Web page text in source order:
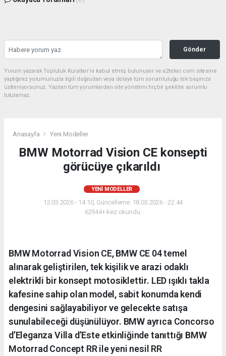
Gönder
Yorum yazarak Topluluk Kuralları’nı kabul etmiş bulunuyor ve a2teker.com sitesine
yaptığınız yorumunuzla ilgili doğrudan veya dolaylı tüm sorumluluğu tek başınıza
üstleniyorsunuz. Yazılan tüm yorumlardan site yönetimi hiçbir şekilde sorumlu
tutulamaz.
Anasayfa Yeni Modeller
BMW Motorrad Vision CE konsepti
görücüye çıkarıldı
YENI MODELLER
12.03.2026 - 14:10, Güncelleme: 18.03.2026 - 22:44
62944+ kez okundu.
BMW Motorrad Vision CE, BMW CE 04 temel
alınarak geliştirilen, tek kişilik ve arazi odaklı
elektrikli bir konsept motosiklettir. LED ışıklı takla
kafesine sahip olan model, sabit konumda kendi
dengesini sağlayabiliyor ve gelecekte satışa
sunulabileceği düşünülüyor. BMW ayrıca Concorso
d’Eleganza Villa d’Este etkinliğinde tanıttığı BMW
Motorrad Concept RR ile yeni nesil RR